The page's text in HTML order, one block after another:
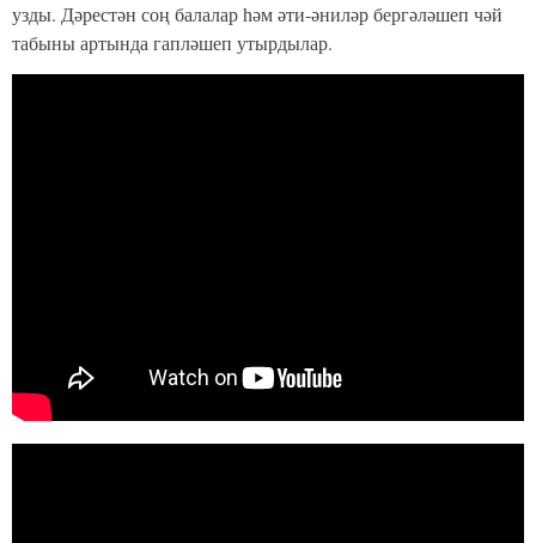
узды. Дәрестән соң балалар һәм әти-әниләр бергәләшеп чәй
табыны артында гапләшеп утырдылар.